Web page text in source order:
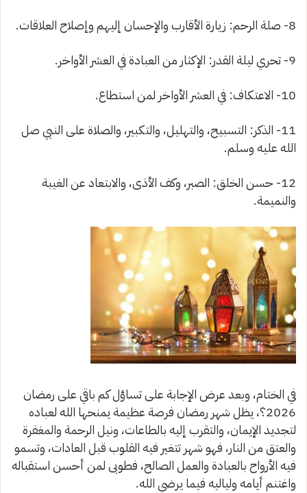
8- صلة الرحم: زيارة الأقارب والإحسان إليهم وإصلاح العلاقات.
9- تحري ليلة القدر: الإكثار من العبادة في العشر الأواخر.
10- الاعتكاف: في العشر الأواخر لمن استطاع.
11- الذكر: التسبيح، والتهليل، والتكبير، والصلاة على النبي صل
الله عليه وسلم.
12- حسن الخلق: الصبر، وكف الأذى، والابتعاد عن الغيبة
والنميمة.
في الختام، وبعد عرض الإجابة على تساؤل كم باقي على رمضان
2026؟، يظل شهر رمضان فرصة عظيمة يمنحها الله لعباده
لتجديد الإيمان، والتقرب إليه بالطاعات، ونيل الرحمة والمغفرة
والعتق من النار، فهو شهر تتغير فيه القلوب قبل العادات، وتسمو
فيه الأرواح بالعبادة والعمل الصالح، فطوبى لمن أحسن استقباله
واغتنم أيامه ولياليه فيما يرضي الله.